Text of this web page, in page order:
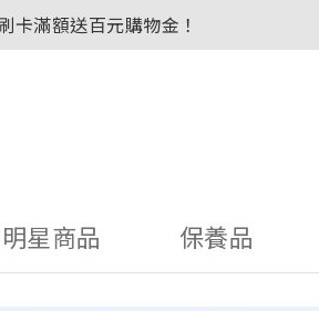
卡滿額送百元購物金！
午茶杯
袋
明星商品 保養品